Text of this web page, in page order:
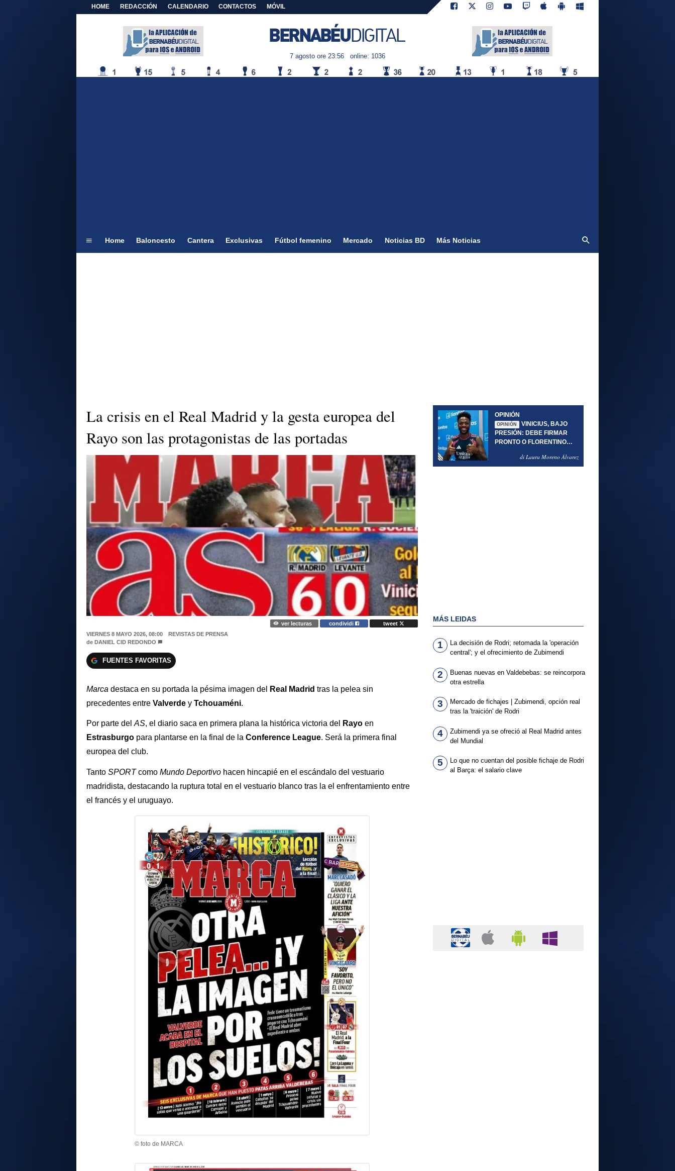
HOME REDACCIÓN CALENDARIO CONTACTOS MÓVIL
7 agosto ore 23:56 online: 1036
Home Baloncesto Cantera Exclusivas Fútbol femenino Mercado Noticias BD Más Noticias
La crisis en el Real Madrid y la gesta europea del
Rayo son las protagonistas de las portadas
ver lecturas condividi
tweet
VIERNES 8 MAYO 2026, 08:00
REVISTAS DE PRENSA
de DANIEL CID REDONDO
FUENTES FAVORITAS
Marca destaca en su portada la pésima imagen del Real Madrid tras la pelea sin
precedentes entre Valverde y Tchouaméni.
Por parte delAS, el diario saca en primera plana la histórica victoria del Rayo en
Estrasburgo para plantarse en la final de la Conference League. Será la primera final
europea del club.
Tanto SPORTcomo Mundo Deportivo hacen hincapié en el escándalo del vestuario
madridista, destacando la ruptura total en el vestuario blanco tras la el enfrentamiento entre
el francés y el uruguayo.
© foto de MARCA
OPINIÓN
OPINIÓN
VINICIUS, BAJO
PRESIÓN: DEBE FIRMAR
PRONTO O FLORENTINO
di Laura Moreno Álvarez
MÁS LEIDAS
1
La decisión de Rodri; retomada la 'operación
central'; y el ofrecimiento de Zubimendi
2
Buenas nuevas en Valdebebas: se reincorpora
otra estrella
3
Mercado de fichajes | Zubimendi, opción real
tras la 'traición' de Rodri
4
Zubimendi ya se ofreció al Real Madrid antes
del Mundial
5
Lo que no cuentan del posible fichaje de Rodri
al Barça: el salario clave